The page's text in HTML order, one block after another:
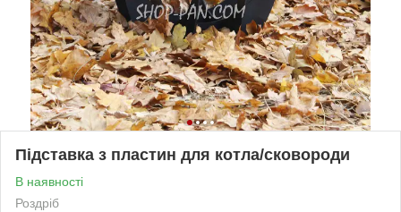
Підставка з пластин для котла/сковороди
В наявності
Роздріб